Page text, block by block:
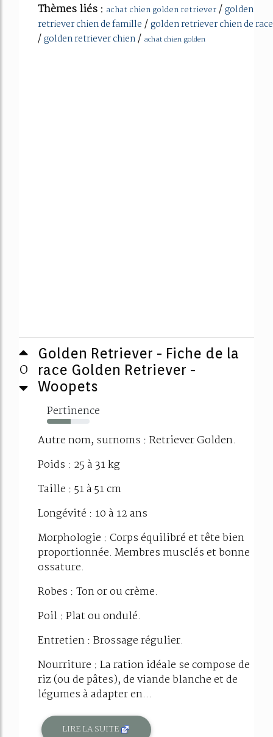
Thèmes liés : achat chien golden retriever/ golden
retriever chien de famille / golden retriever chien de race
/ golden retriever chien/ achat chien golden
0
Golden Retriever - Fiche de la
race Golden Retriever -
Woopets
Pertinence
55%
Autre nom, surnoms : Retriever Golden.
Poids : 25 à 31 kg
Taille : 51 à 51 cm
Longévité : 10 à 12 ans
Morphologie : Corps équilibré et tête bien
proportionnée. Membres musclés et bonne
ossature.
Robes : Ton or ou crème.
Poil : Plat ou ondulé.
Entretien : Brossage régulier.
Nourriture : La ration idéale se compose de
riz (ou de pâtes), de viande blanche et de
légumes à adapter en...
LIRE LA SUITE